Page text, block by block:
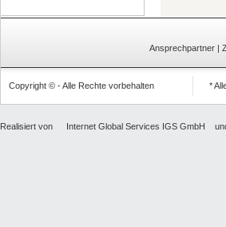
Ansprechpartner |
Copyright © - Alle Rechte vorbehalten *
Realisiert von Internet Global Services IGS GmbH